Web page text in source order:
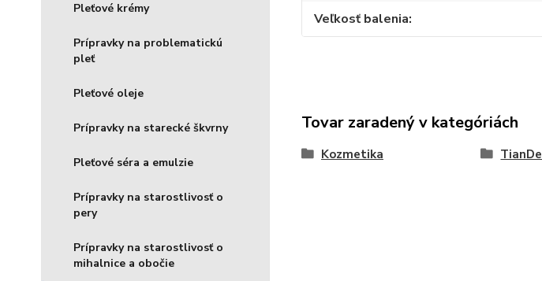
Pleťové krémy
Prípravky na problematickú
pleť
Pleťové oleje
Prípravky na starecké škvrny
Pleťové séra a emulzie
Prípravky na starostlivosť o
pery
Prípravky na starostlivosť o
mihalnice a obočie
Veľkosť balenia
Tovar zaradený v kategóriách
Kozmetika TianDe